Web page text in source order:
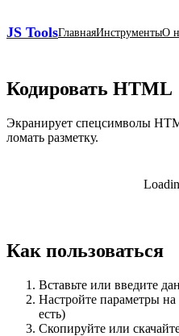
JS ToolsГлавнаяИнструментыО
Кодировать HTML
Экранирует спецсимволы
ломать разметку.
Как пользоваться
Вставьте или введите
Настройте параметры
есть)
Скопируйте или